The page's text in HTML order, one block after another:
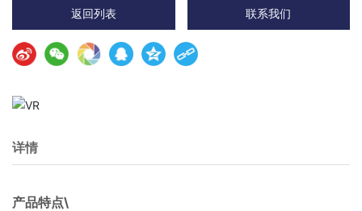
返回列表 联系我们
详情
产品特点\